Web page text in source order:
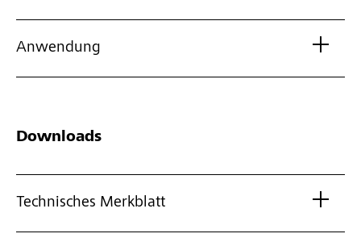
Anwendung
Downloads
Technisches Merkblatt